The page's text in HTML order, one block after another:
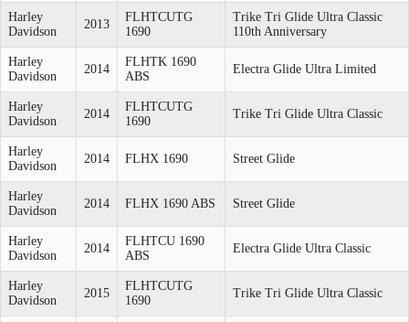
Harley
Davidson
2013
FLHTCUTG
1690
Trike Tri Glide Ultra Classic
110th Anniversary
Harley
Davidson
2014
FLHTK 1690
ABS
Electra Glide Ultra Limited
Harley
Davidson
2014
FLHTCUTG
1690
Trike Tri Glide Ultra Classic
Harley
Davidson
2014 FLHX 1690 Street Glide
Harley
Davidson
2014 FLHX 1690 ABS Street Glide
Harley
Davidson
2014
FLHTCU 1690
ABS
Electra Glide Ultra Classic
Harley
Davidson
2015
FLHTCUTG
1690
Trike Tri Glide Ultra Classic